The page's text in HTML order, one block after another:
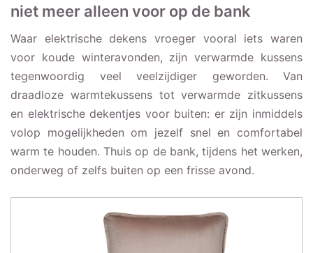
niet meer alleen voor op de bank
Waar elektrische dekens vroeger vooral iets waren
voor koude winteravonden, zijn verwarmde kussens
tegenwoordig veel veelzijdiger geworden. Van
draadloze warmtekussens tot verwarmde zitkussens
en elektrische dekentjes voor buiten: er zijn inmiddels
volop mogelijkheden om jezelf snel en comfortabel
warm te houden. Thuis op de bank, tijdens het werken,
onderweg of zelfs buiten op een frisse avond.